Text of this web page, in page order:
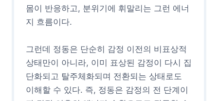
몸이 반응하고, 분위기에 휘말리는 그런 에너
지 흐름이다.
그런데 정동은 단순히 감정 이전의 비표상적
상태만이 아니라, 이미 표상된 감정이 다시 집
단화되고 탈주체화되며 전환되는 상태로도
이해할 수 있다. 즉, 정동은 감정의 전 단계이